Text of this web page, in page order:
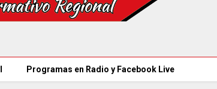
Programas en Radio y Facebook Live